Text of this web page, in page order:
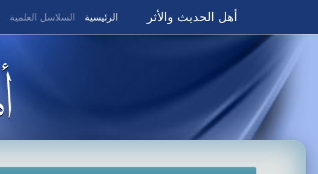
أهل الحديث والأثر الرئيسية السلاسل العلمية